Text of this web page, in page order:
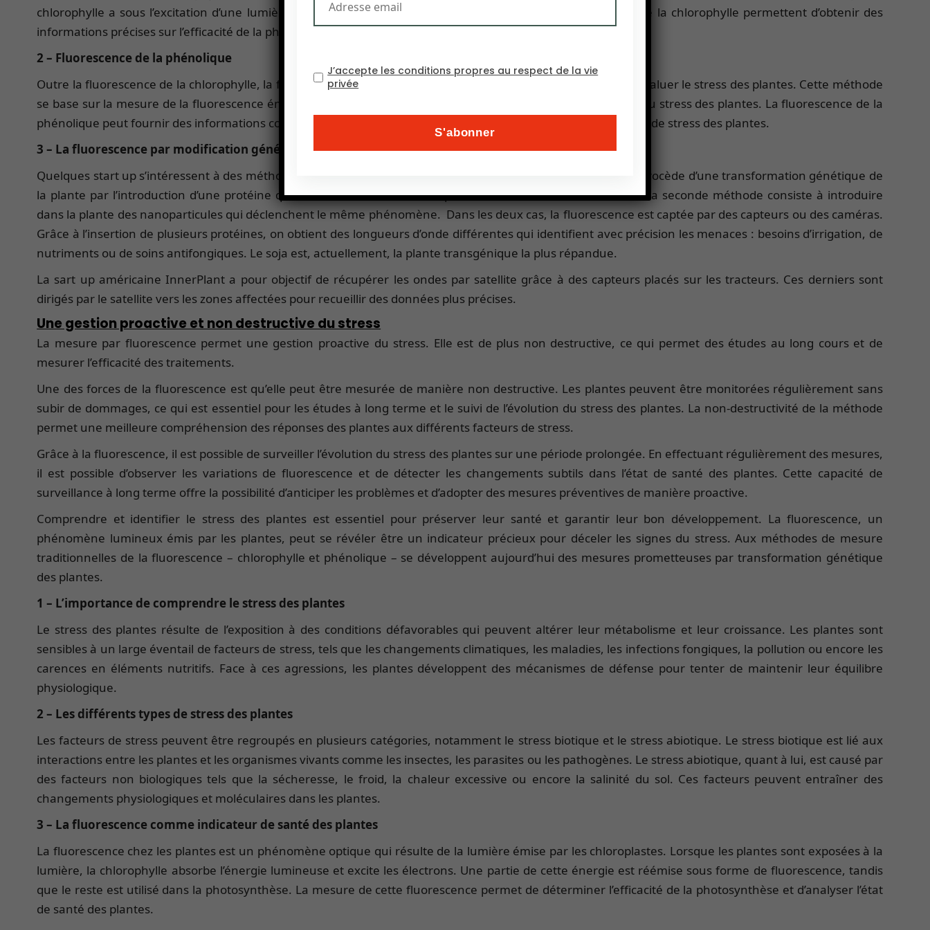
chlorophylle a sous l’excitation d’une lumière bleue ou rouge. Les appareils de mesure de la fluorescence de la chlorophylle permettent d’obtenir des
informations précises sur l’efficacité de la photosynthèse et l’état de stress des plantes.
2 – Fluorescence de la phénolique
Outre la fluorescence de la chlorophylle, la fluorescence de la phénolique est une méthode alternative pour évaluer le stress des plantes. Cette méthode
se base sur la mesure de la fluorescence émise par les composés phénoliques, qui sont produits en réponse au stress des plantes. La fluorescence de la
phénolique peut fournir des informations complémentaires et aider à une évaluation plus approfondie de l’état de stress des plantes.
3 – La fluorescence par modification génétique
Quelques start up s’intéressent à des méthodes plus révolutionnaires et plus précises. La première méthode procède d’une transformation génétique de
la plante par l’introduction d’une protéine qui devient fluorescente dès qu’un facteur de stress est détecté. La seconde méthode consiste à introduire
dans la plante des nanoparticules qui déclenchent le même phénomène. Dans les deux cas, la fluorescence est captée par des capteurs ou des caméras.
Grâce à l’insertion de plusieurs protéines, on obtient des longueurs d’onde différentes qui identifient avec précision les menaces : besoins d’irrigation, de
nutriments ou de soins antifongiques. Le soja est, actuellement, la plante transgénique la plus répandue.
La sart up américaine InnerPlant a pour objectif de récupérer les ondes par satellite grâce à des capteurs placés sur les tracteurs. Ces derniers sont
dirigés par le satellite vers les zones affectées pour recueillir des données plus précises.
Une gestion proactive et non destructive du stress
La mesure par fluorescence permet une gestion proactive du stress. Elle est de plus non destructive, ce qui permet des études au long cours et de
mesurer l’efficacité des traitements.
Une des forces de la fluorescence est qu’elle peut être mesurée de manière non destructive. Les plantes peuvent être monitorées régulièrement sans
subir de dommages, ce qui est essentiel pour les études à long terme et le suivi de l’évolution du stress des plantes. La non-destructivité de la méthode
permet une meilleure compréhension des réponses des plantes aux différents facteurs de stress.
Grâce à la fluorescence, il est possible de surveiller l’évolution du stress des plantes sur une période prolongée. En effectuant régulièrement des mesures,
il est possible d’observer les variations de fluorescence et de détecter les changements subtils dans l’état de santé des plantes. Cette capacité de
surveillance à long terme offre la possibilité d’anticiper les problèmes et d’adopter des mesures préventives de manière proactive.
Comprendre et identifier le stress des plantes est essentiel pour préserver leur santé et garantir leur bon développement. La fluorescence, un
phénomène lumineux émis par les plantes, peut se révéler être un indicateur précieux pour déceler les signes du stress. Aux méthodes de mesure
traditionnelles de la fluorescence – chlorophylle et phénolique – se développent aujourd’hui des mesures prometteuses par transformation génétique
des plantes.
1 – L’importance de comprendre le stress des plantes
Le stress des plantes résulte de l’exposition à des conditions défavorables qui peuvent altérer leur métabolisme et leur croissance. Les plantes sont
sensibles à un large éventail de facteurs de stress, tels que les changements climatiques, les maladies, les infections fongiques, la pollution ou encore les
carences en éléments nutritifs. Face à ces agressions, les plantes développent des mécanismes de défense pour tenter de maintenir leur équilibre
physiologique.
2 – Les différents types de stress des plantes
Les facteurs de stress peuvent être regroupés en plusieurs catégories, notamment le stress biotique et le stress abiotique. Le stress biotique est lié aux
interactions entre les plantes et les organismes vivants comme les insectes, les parasites ou les pathogènes. Le stress abiotique, quant à lui, est causé par
des facteurs non biologiques tels que la sécheresse, le froid, la chaleur excessive ou encore la salinité du sol. Ces facteurs peuvent entraîner des
changements physiologiques et moléculaires dans les plantes.
3 – La fluorescence comme indicateur de santé des plantes
La fluorescence chez les plantes est un phénomène optique qui résulte de la lumière émise par les chloroplastes. Lorsque les plantes sont exposées à la
lumière, la chlorophylle absorbe l’énergie lumineuse et excite les électrons. Une partie de cette énergie est réémise sous forme de fluorescence, tandis
que le reste est utilisé dans la photosynthèse. La mesure de cette fluorescence permet de déterminer l’efficacité de la photosynthèse et d’analyser l’état
de santé des plantes.
J’accepte les conditions propres au respect de la vie
privée